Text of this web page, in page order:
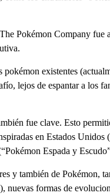
Pokémon Company fue
existentes
lejos de espantar a los
fue clave. Esto
en Estados
Espada y
y también de Pokémon,
nuevas formas de